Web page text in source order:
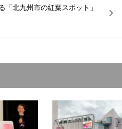
「北九州市の紅葉スポット」